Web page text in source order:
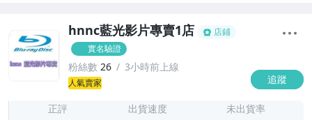
hnnc藍光影片專賣1店
店鋪
實名驗證
粉絲數 26 3小時前上線
人氣賣家 追蹤
正評 出貨速度 未出貨率